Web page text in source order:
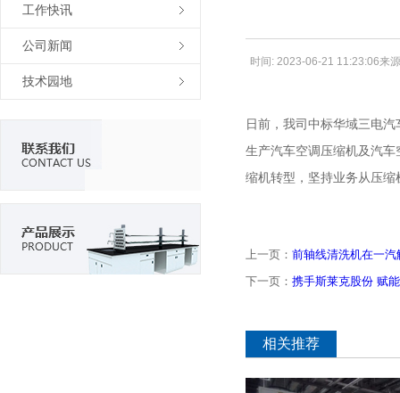
工作快讯
公司新闻
技术园地
时间: 2023-06-21 11:23:06来
日前，我司中标华域三电
生产汽车空调压缩机及汽
缩机转型，坚持业务从压
上一页： 前轴线清洗机在一
下一页： 携手斯莱克股份 赋
相关推荐